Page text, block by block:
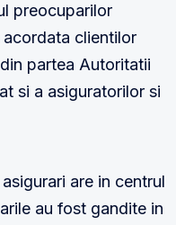
preocuparilor
clientilor
partea Autoritatii
si a asiguratorilor si
are in centrul
au fost gandite in